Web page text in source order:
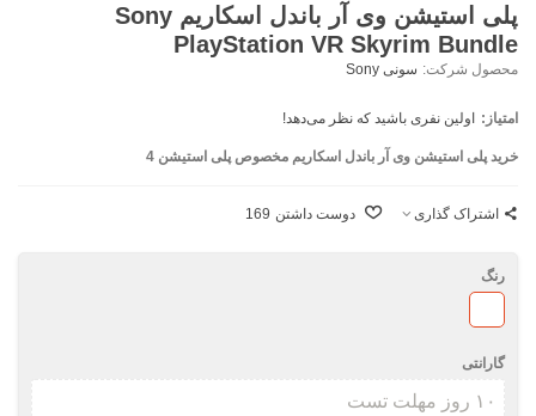
پلی استیشن وی آر باندل اسکاریم Sony
PlayStation VR Skyrim Bundle
محصول شرکت: سونی Sony
امتیاز: اولین نفری باشید که نظر می‌دهد!
خرید پلی استیشن وی آر باندل اسکاریم مخصوص پلی استیشن 4
اشتراک گذاری دوست داشتن 169
رنگ
سفید
گارانتی